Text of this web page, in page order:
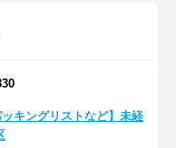
ッキングリストなど】未経